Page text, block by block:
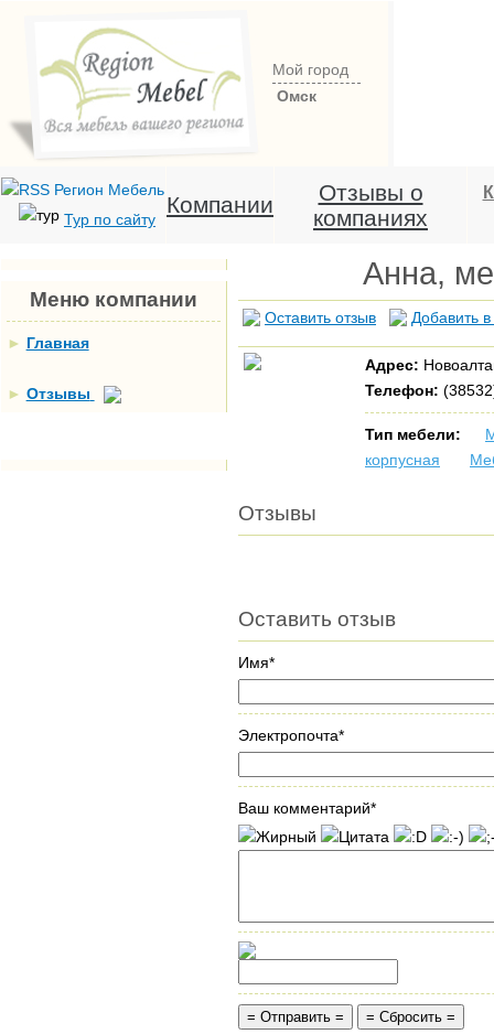
Мой город
Омск
Тур по сайту
Компании
Отзывы о
компаниях
Меню компании
► Главная
► Отзывы
Анна,
Оставить отзыв Добавить в
Адрес:
Телефон:
Тип мебели:
корпусная
Отзывы
Оставить отзыв
Имя*
Электропочта*
Ваш комментарий*